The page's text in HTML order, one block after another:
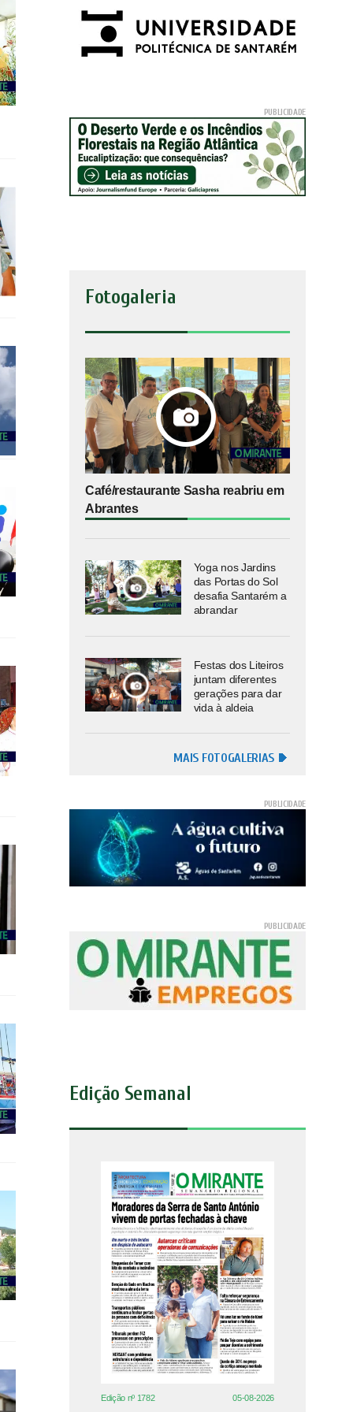
Fotogaleria
Café/restaurante Sasha reabriu em
Abrantes
Yoga nos Jardins
das Portas do Sol
desafia Santarém a
abrandar
Festas dos Liteiros
juntam diferentes
gerações para dar
vida à aldeia
MAIS FOTOGALERIAS
Edição Semanal
Edição nº 1782 05-08-2026